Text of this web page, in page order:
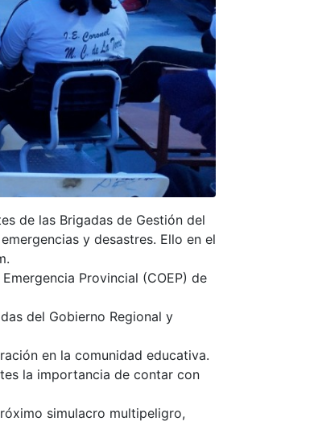
de las Brigadas de Gestión del
y desastres. Ello en el
Provincial (COEP) de
del Gobierno Regional y
en la comunidad educativa.
la importancia de contar con
simulacro multipeligro,